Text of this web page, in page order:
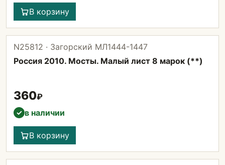
В корзину
N25812 · Загорский МЛ1444-1447
Россия 2010. Мосты. Малый лист 8 марок (**)
360₽
✓ в наличии
В корзину